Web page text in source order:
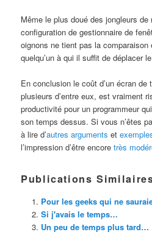
Même le plus doué des jongleurs
configuration de gestionnaire de
oignons ne tient pas la
quelqu’un à qui il suffit de déplacer
En conclusion le coût d’un écran
plusieurs d’entre eux, est vraiment
productivité pour un programmeur
son temps dessus. Si vous n’êtes
à lire d’autres argumentset
l’impression d’être encoretrès
Publications
Pour les geeks qui ne
Si j'avais le temps…
Un peu de temps plus tard…